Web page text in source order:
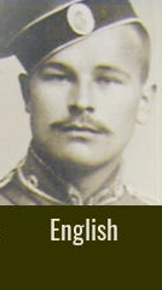
English